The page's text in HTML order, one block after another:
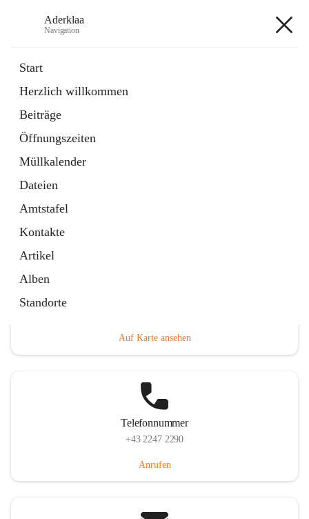
Aderklaa
Navigation
Start
Herzlich willkommen
Beiträge
Öffnungszeiten
Müllkalender
Dateien
Amtstafel
Kontakte
Artikel
Alben
Standorte
6 Schnellzugriffe
Gemeinde
3 Schnellzugriffe
Auf Karte ansehen
Telefonnummer
+43 2247 2290
Anrufen